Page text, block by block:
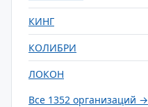
КИНГ
КОЛИБРИ
ЛОКОН
Все 1352 организаций →